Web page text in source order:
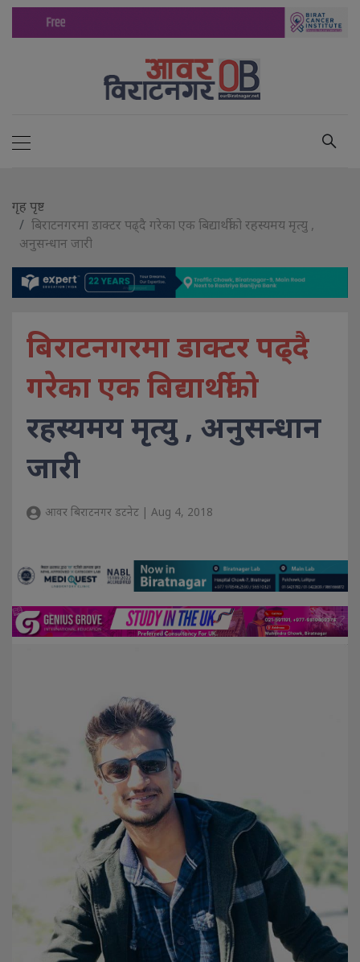
गृह पृष्ट
बिराटनगरमा डाक्टर पढ्दै गरेका एक बिद्यार्थीको रहस्यमय मृत्यु ,
अनुसन्धान जारी
बिराटनगरमा डाक्टर पढ्दै
गरेका एक बिद्यार्थीको
रहस्यमय मृत्यु , अनुसन्धान
जारी
आवर बिराटनगर डटनेट | Aug 4, 2018